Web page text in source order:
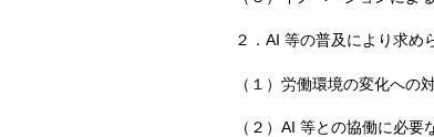
２．AI 等の普及により求め
（１）労働環境の変化への
（２）AI 等との協働に必要